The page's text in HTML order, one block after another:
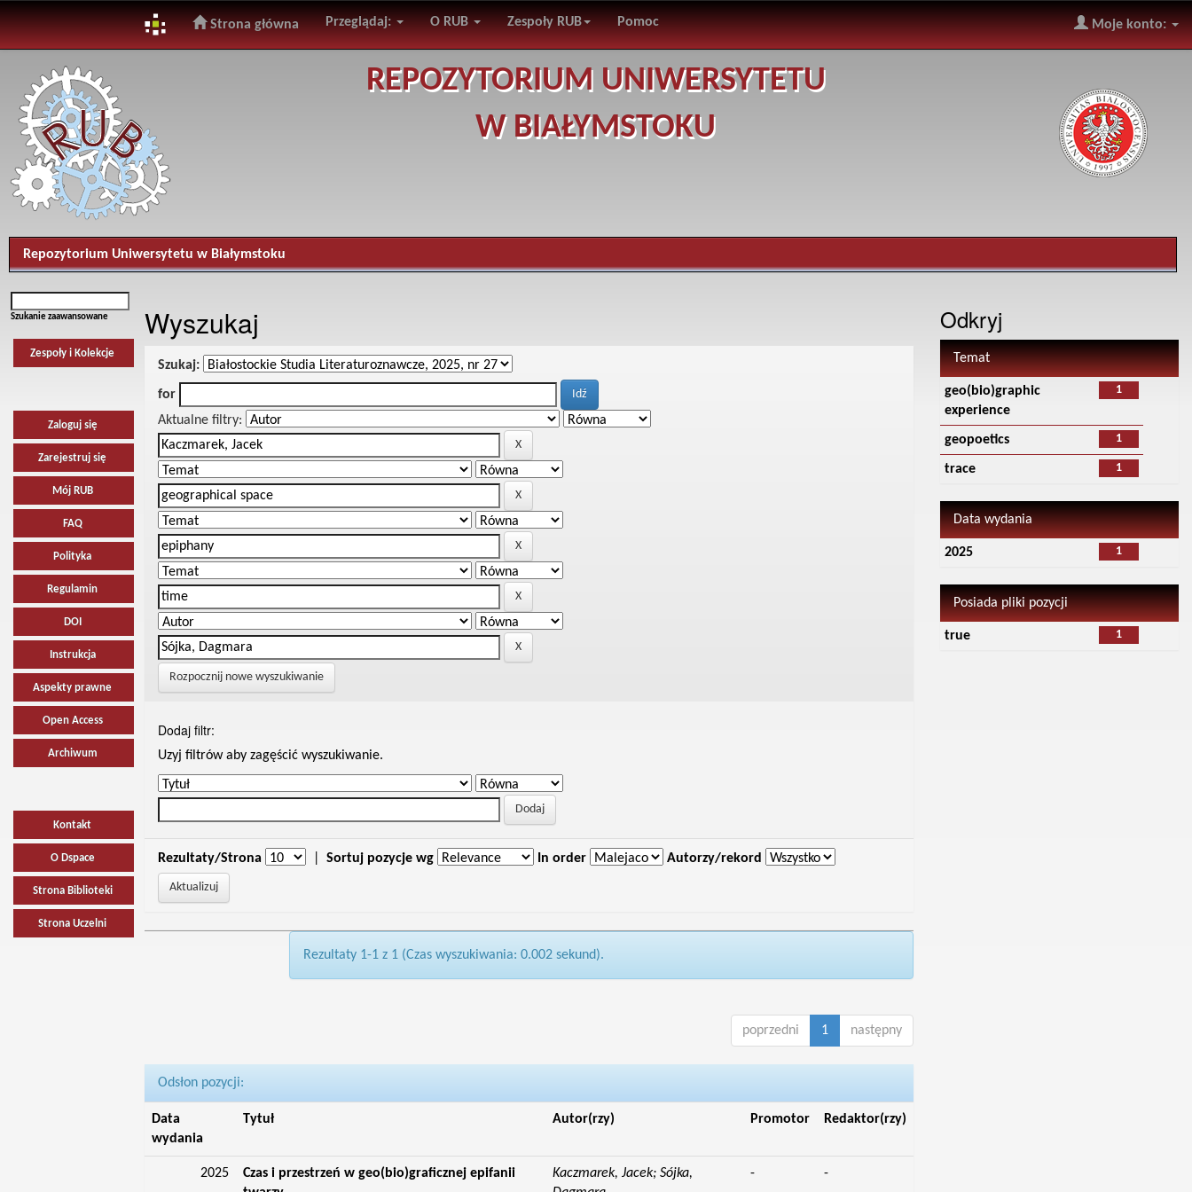
navigation
Strona główna Przeglądaj: O RUB Zespoły RUB Pomoc Moje konto:
REPOZYTORIUM UNIWERSYTETU
W BIAŁYMSTOKU
Repozytorium Uniwersytetu w Białymstoku
Szukanie zaawansowane
Zespoły i Kolekcje
Zaloguj się
Zarejestruj się
Mój RUB
FAQ
Polityka
Regulamin
DOI
Instrukcja
Aspekty prawne
Open Access
Archiwum
Kontakt
O Dspace
Strona Biblioteki
Strona Uczelni
Wyszukaj
Szukaj:
for
Aktualne filtry:
Rozpocznij nowe wyszukiwanie
Dodaj filtr:
Uzyj filtrów aby zagęścić wyszukiwanie.
Rezultaty/Strona Sortuj pozycje wg In order Autorzy/rekord
Rezultaty 1-1 z 1 (Czas wyszukiwania: 0.002 sekund).
poprzedni 1 następny
Odsłon pozycji:
Data
wydania
Tytuł Autor(rzy) Promotor Redaktor(rzy)
2025
Czas i przestrzeń w geo(bio)graficznej epifanii
Kaczmarek, Jacek; Sójka,
- -
Odkryj
Temat
1
geo(bio)graphic
experience
1
geopoetics
1
trace
Data wydania
1
2025
Posiada pliki pozycji
1
true